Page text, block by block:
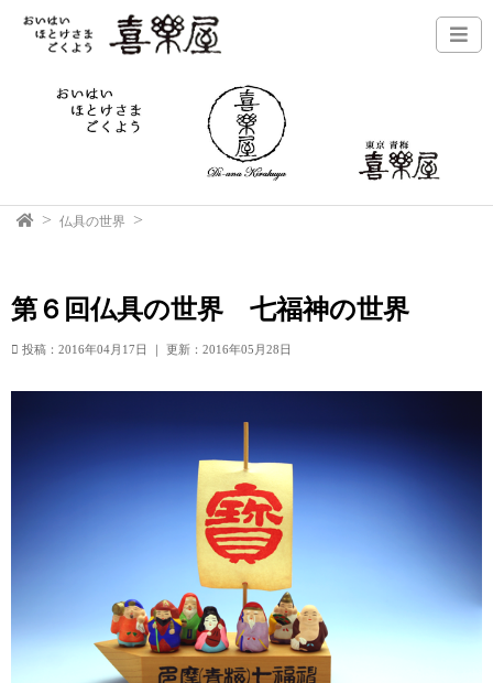
仏具の世界
第６回仏具の世界 七福神の世界
投稿：2016年04月17日 ｜ 更新：2016年05月28日